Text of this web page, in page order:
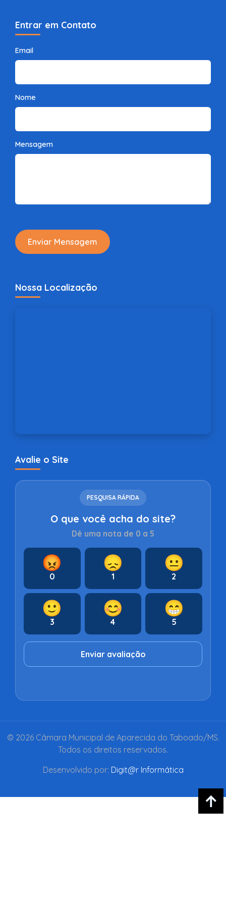
Entrar em Contato
Email
Nome
Mensagem
Enviar Mensagem
Nossa Localização
Avalie o Site
PESQUISA RÁPIDA
O que você acha do site?
Dê uma nota de 0 a 5
😡
0
😞
1
😐
2
🙂
3
😊
4
😁
5
Enviar avaliação
© 2026 Câmara Municipal de Aparecida do Taboado/MS.
Todos os direitos reservados.
Desenvolvido por: Digit@r Informática